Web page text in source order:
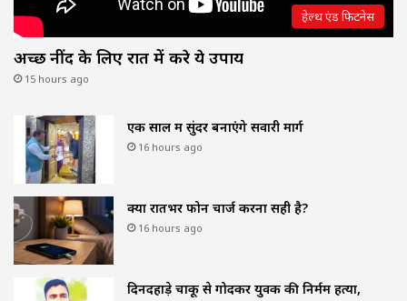
हेल्थ एंड फिटनेस
अच्छी नींद के लिए रात में करे ये उपाय
15 hours ago
एक साल में सुंदर बनाएंगे सवारी मार्ग
16 hours ago
क्या रातभर फोन चार्ज करना सही है?
16 hours ago
दिनदहाड़े चाकू से गोदकर युवक की निर्मम हत्या,